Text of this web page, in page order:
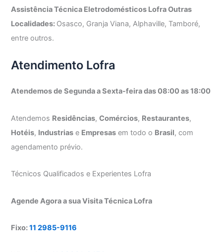
Assistência Técnica Eletrodomésticos Lofra Outras
Localidades: Osasco, Granja Viana, Alphaville, Tamboré,
entre outros.
Atendimento Lofra
Atendemos de Segunda a Sexta-feira das 08:00 as 18:00
Atendemos Residências,Comércios, Restaurantes,
Hotéis, Industrias e Empresas em todo o Brasil, com
agendamento prévio.
Técnicos Qualificados e Experientes Lofra
Agende Agora a sua Visita Técnica Lofra
Fixo:11 2985-9116